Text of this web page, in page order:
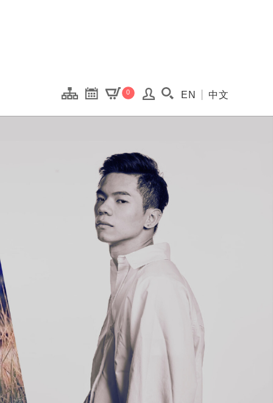
0 搜尋(開啟搜尋視窗)
EN 中文